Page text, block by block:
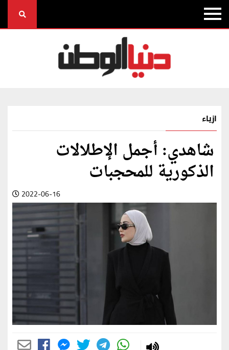
ازياء
شاهدي: أجمل الإطلالات
الذكورية للمحجبات
2022-06-16